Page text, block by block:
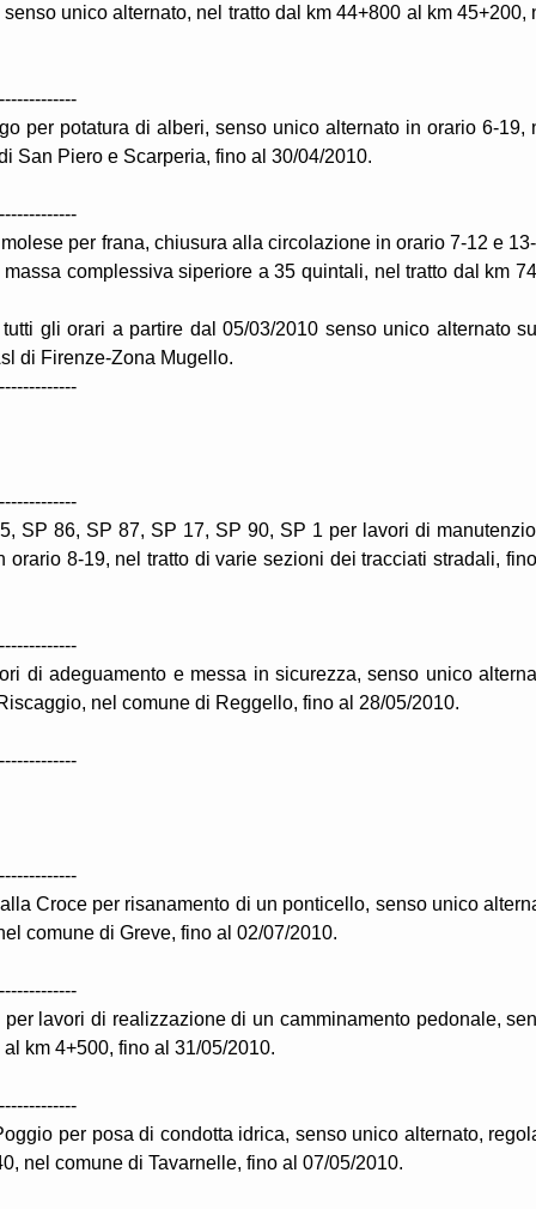
unico alternato, nel tratto dal km 44+800 al km 45+200,
per potatura di alberi, senso unico alternato in orario 6-19,
San Piero e Scarperia, fino al 30/04/2010.
per frana, chiusura alla circolazione in orario 7-12 e
complessiva siperiore a 35 quintali, nel tratto dal km
gli orari a partire dal 05/03/2010 senso unico alternato
di Firenze-Zona Mugello.
SP 86, SP 87, SP 17, SP 90, SP 1 per lavori di
8-19, nel tratto di varie sezioni dei tracciati stradali,
di adeguamento e messa in sicurezza, senso unico
nel comune di Reggello, fino al 28/05/2010.
Croce per risanamento di un ponticello, senso unico
comune di Greve, fino al 02/07/2010.
lavori di realizzazione di un camminamento pedonale,
km 4+500, fino al 31/05/2010.
per posa di condotta idrica, senso unico alternato,
nel comune di Tavarnelle, fino al 07/05/2010.